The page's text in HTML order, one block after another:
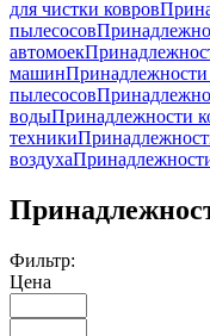
для чистки ковров
пылесосов
автомоек
машин
пылесосов
водыПринадлежности
техники
воздуха
Фильтр:
Цена